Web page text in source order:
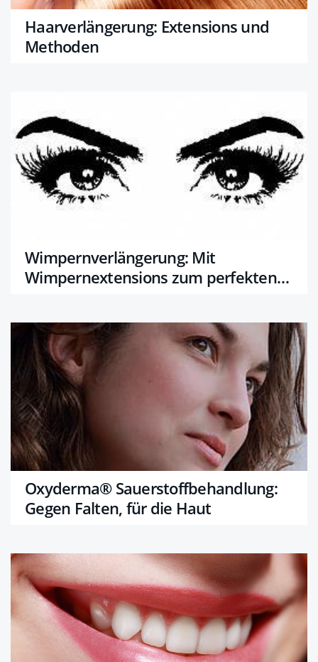
Haarverlängerung: Extensions und
Methoden
Wimpernverlängerung: Mit
Wimpernextensions zum perfekten
Oxyderma® Sauerstoffbehandlung:
Gegen Falten, für die Haut